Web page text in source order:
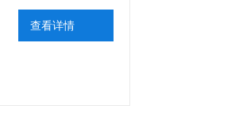
查看详情